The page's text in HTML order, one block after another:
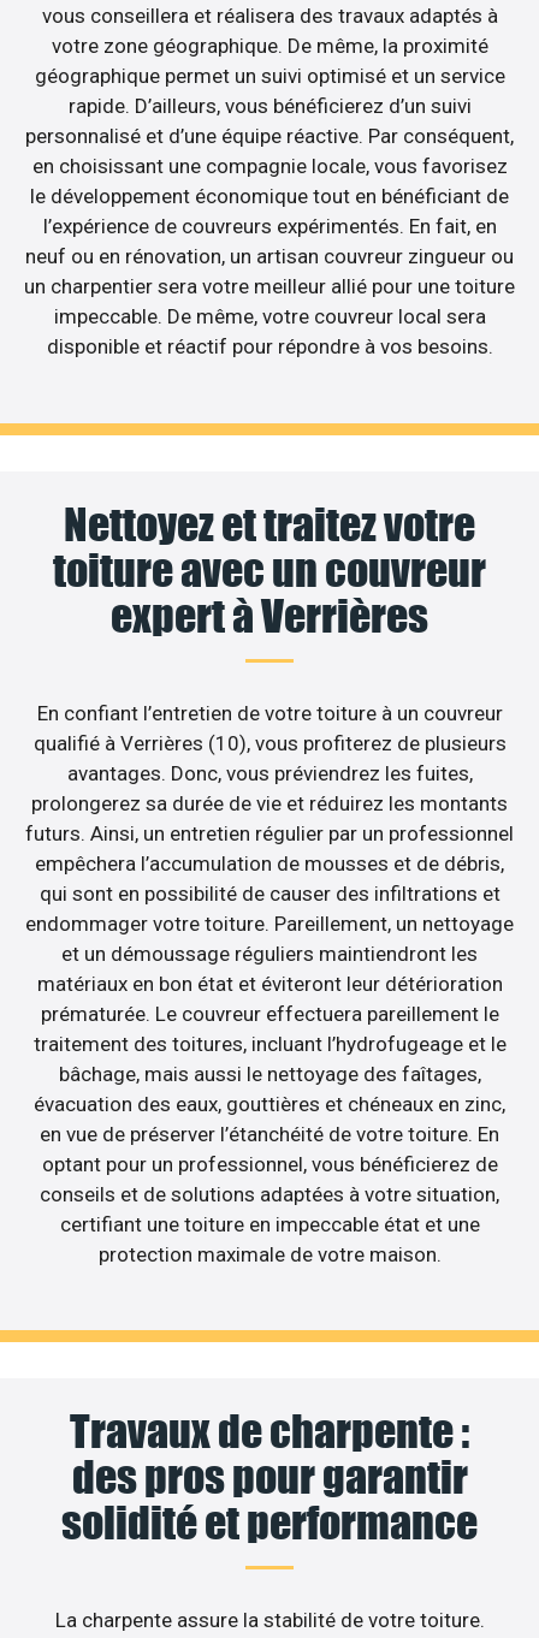
vous conseillera et réalisera des travaux adaptés à
votre zone géographique. De même, la proximité
géographique permet un suivi optimisé et un service
rapide. D’ailleurs, vous bénéficierez d’un suivi
personnalisé et d’une équipe réactive. Par conséquent,
en choisissant une compagnie locale, vous favorisez
le développement économique tout en bénéficiant de
l’expérience de couvreurs expérimentés. En fait, en
neuf ou en rénovation, un artisan couvreur zingueur ou
un charpentier sera votre meilleur allié pour une toiture
impeccable. De même, votre couvreur local sera
disponible et réactif pour répondre à vos besoins.
Nettoyez et traitez votre
toiture avec un couvreur
expert à Verrières
En confiant l’entretien de votre toiture à un couvreur
qualifié à Verrières (10), vous profiterez de plusieurs
avantages. Donc, vous préviendrez les fuites,
prolongerez sa durée de vie et réduirez les montants
futurs. Ainsi, un entretien régulier par un professionnel
empêchera l’accumulation de mousses et de débris,
qui sont en possibilité de causer des infiltrations et
endommager votre toiture. Pareillement, un nettoyage
et un démoussage réguliers maintiendront les
matériaux en bon état et éviteront leur détérioration
prématurée. Le couvreur effectuera pareillement le
traitement des toitures, incluant l’hydrofugeage et le
bâchage, mais aussi le nettoyage des faîtages,
évacuation des eaux, gouttières et chéneaux en zinc,
en vue de préserver l’étanchéité de votre toiture. En
optant pour un professionnel, vous bénéficierez de
conseils et de solutions adaptées à votre situation,
certifiant une toiture en impeccable état et une
protection maximale de votre maison.
Travaux de charpente :
des pros pour garantir
solidité et performance
La charpente assure la stabilité de votre toiture.